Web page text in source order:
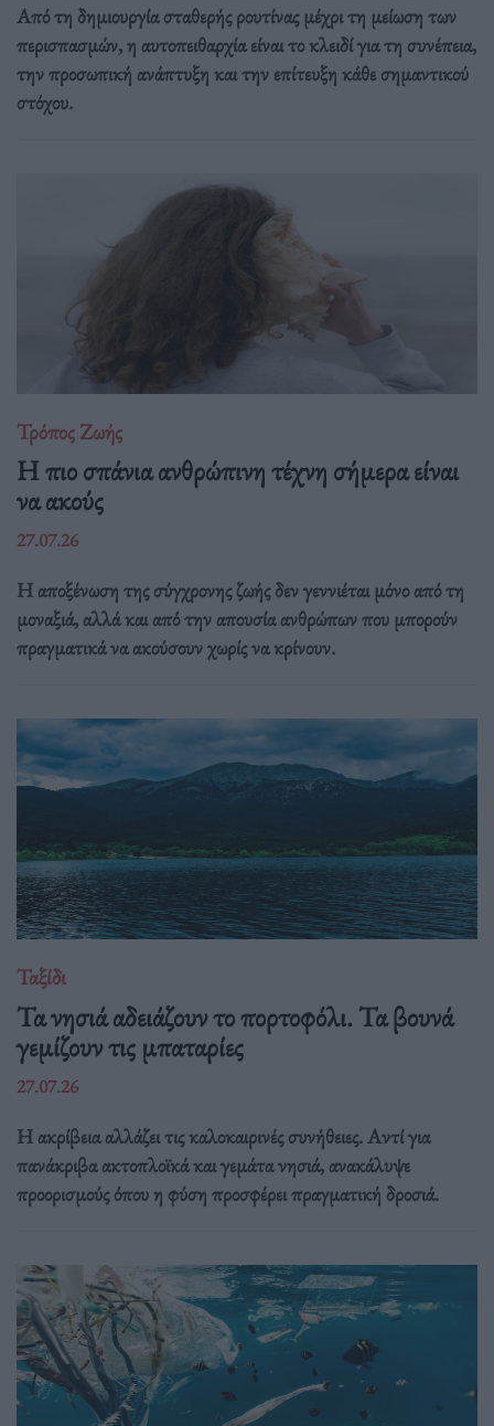
Από τη δημιουργία σταθερής ρουτίνας μέχρι τη μείωση των
περισπασμών, η αυτοπειθαρχία είναι το κλειδί για τη συνέπεια,
την προσωπική ανάπτυξη και την επίτευξη κάθε σημαντικού
στόχου.
Τρόπος Ζωής
Η πιο σπάνια ανθρώπινη τέχνη σήμερα είναι
να ακούς
27.07.26
Η αποξένωση της σύγχρονης ζωής δεν γεννιέται μόνο από τη
μοναξιά, αλλά και από την απουσία ανθρώπων που μπορούν
πραγματικά να ακούσουν χωρίς να κρίνουν.
Ταξίδι
Τα νησιά αδειάζουν το πορτοφόλι. Τα βουνά
γεμίζουν τις μπαταρίες
27.07.26
Η ακρίβεια αλλάζει τις καλοκαιρινές συνήθειες. Αντί για
πανάκριβα ακτοπλοϊκά και γεμάτα νησιά, ανακάλυψε
προορισμούς όπου η φύση προσφέρει πραγματική δροσιά.